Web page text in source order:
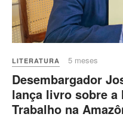
LITERATURA 5 meses
Desembargador
lança livro sobre
Trabalho na